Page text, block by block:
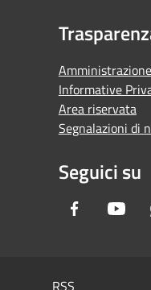
Informative
Area riservata
Segnalazioni di
Seguici su
Facebook
RSS